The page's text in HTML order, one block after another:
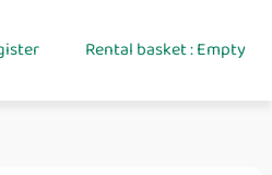
Rental basket : Empty